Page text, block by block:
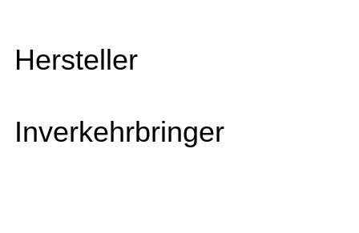
Hersteller
Inverkehrbringer